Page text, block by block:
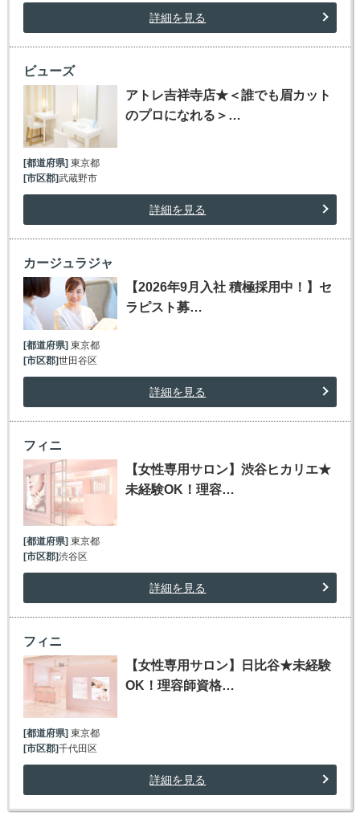
詳細を見る
ビューズ
アトレ吉祥寺店★＜誰でも眉カット
のプロになれる＞…
[都道府県] 東京都
[市区郡]武蔵野市
詳細を見る
カージュラジャ
【2026年9月入社 積極採用中！】セ
ラピスト募…
[都道府県] 東京都
[市区郡]世田谷区
詳細を見る
フィニ
【女性専用サロン】渋谷ヒカリエ★
未経験OK！理容…
[都道府県]東京都
[市区郡]渋谷区
詳細を見る
フィニ
【女性専用サロン】日比谷★未経験
OK！理容師資格…
[都道府県]東京都
[市区郡]千代田区
詳細を見る